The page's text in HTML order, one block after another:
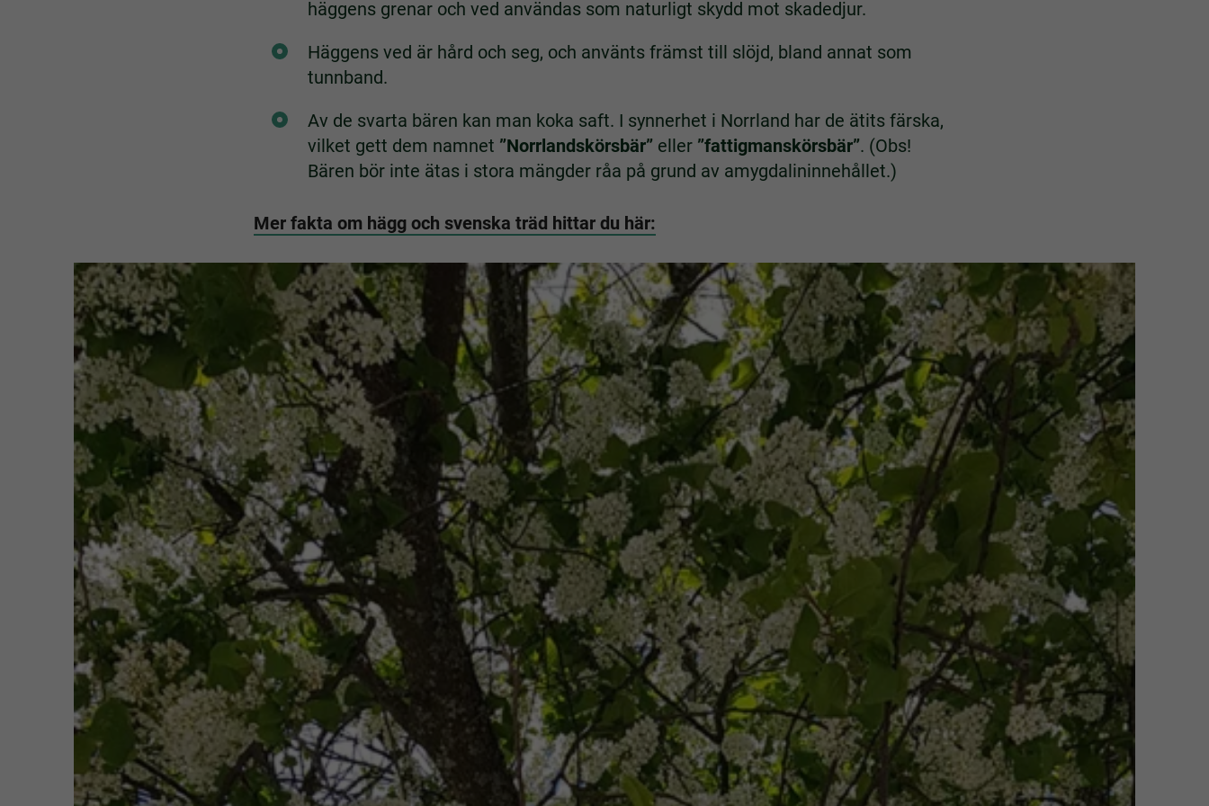
häggens grenar och ved användas som naturligt skydd mot skadedjur.
Häggens ved är hård och seg, och använts främst till slöjd, bland annat som
tunnband.
Av de svarta bären kan man koka saft. I synnerhet i Norrland har de ätits färska,
vilket gett dem namnet ”Norrlandskörsbär” eller ”fattigmanskörsbär”. (Obs!
Bären bör inte ätas i stora mängder råa på grund av amygdalininnehållet.)
Mer fakta om hägg och svenska träd hittar du här: